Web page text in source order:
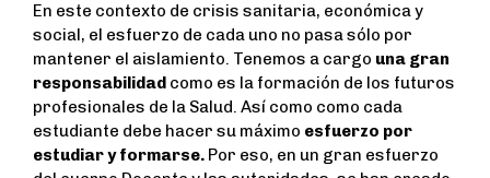
En este contexto de crisis sanitaria, económica y
social, el esfuerzo de cada uno no pasa sólo por
mantener el aislamiento. Tenemos a cargo una gran
responsabilidad como es la formación de los futuros
profesionales de la Salud. Así como como cada
estudiante debe hacer su máximo esfuerzo por
estudiar y formarse. Por eso, en un gran esfuerzo